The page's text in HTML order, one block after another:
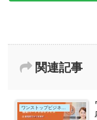
関連記事
ワンストップビジネスセンター